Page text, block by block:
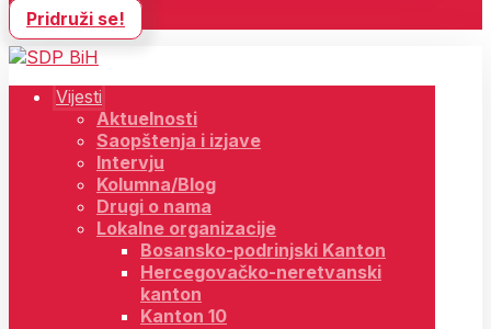
Pridruži se!
Vijesti
Aktuelnosti
Saopštenja i izjave
Intervju
Kolumna/Blog
Drugi o nama
Lokalne organizacije
Bosansko-podrinjski Kanton
Hercegovačko-neretvanski
kanton
Kanton 10